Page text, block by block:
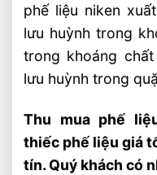
phế liệu niken
lưu huỳnh trong
trong khoáng
lưu huỳnh trong
Thu mua phế
thiếc phế liệu giá
tín. Quý khách có